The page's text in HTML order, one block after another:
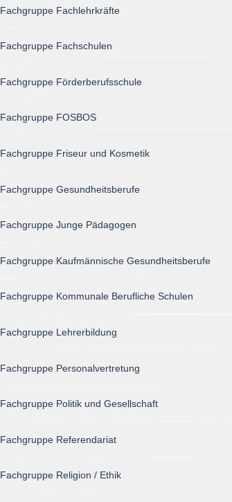
Fachgruppe Fachlehrkräfte
Fachgruppe Fachschulen
Fachgruppe Förderberufsschule
Fachgruppe FOSBOS
Fachgruppe Friseur und Kosmetik
Fachgruppe Gesundheitsberufe
Fachgruppe Junge Pädagogen
Fachgruppe Kaufmännische Gesundheitsberufe
Fachgruppe Kommunale Berufliche Schulen
Fachgruppe Lehrerbildung
Fachgruppe Personalvertretung
Fachgruppe Politik und Gesellschaft
Fachgruppe Referendariat
Fachgruppe Religion / Ethik